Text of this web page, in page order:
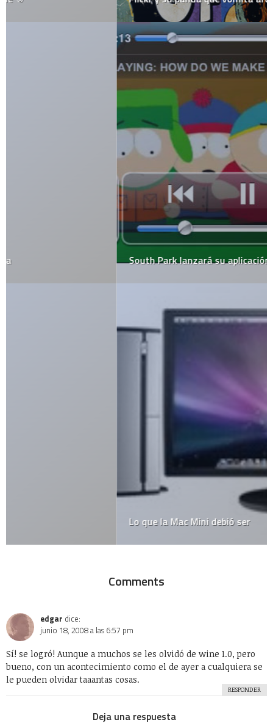
South Park lanzará su aplicación para iPhone
Lo que la Mac Mini debió ser
Comments
edgar dice:
junio 18, 2008 a las 6:57 pm
Sí! se logró! Aunque a muchos se les olvidó de wine 1.0, pero
bueno, con un acontecimiento como el de ayer a cualquiera se
le pueden olvidar taaantas cosas.
RESPONDER
Deja una respuesta